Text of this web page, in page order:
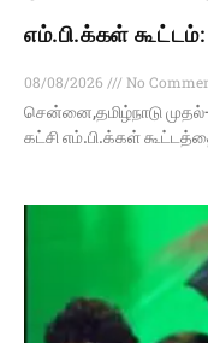
எம்.பி.க்கள் கூட்டம்:
08/08/2026
No
சென்னை,தமிழ்நாடு
கட்சி எம்.பி.க்கள்